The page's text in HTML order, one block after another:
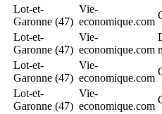
Lot-et-
Garonne (47)
Vie-
economique.com
Lot-et-
Garonne (47)
Vie-
economique.com
Lot-et-
Garonne (47)
Vie-
economique.com
Lot-et-
Garonne (47)
Vie-
economique.com